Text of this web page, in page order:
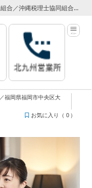
【九州北部税理士協同組合／南九州税理士協同組合／沖縄税理士協同組合】 専属代理店 日税サービス西日本
福岡県福岡市中央区大
お気に入り（ 0 ）